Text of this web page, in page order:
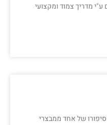
ע"י מדריך צמוד ומקצועי
של אחד ממבצרי